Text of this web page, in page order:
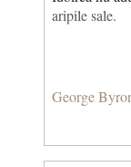
aripile sale.
George